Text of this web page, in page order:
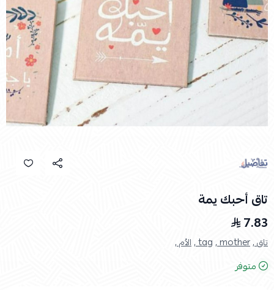
تاق أحبك يمة
7.83
تاق ,mother ,
tag , الأم ,
متوفر